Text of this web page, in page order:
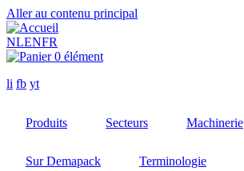
Aller au contenu principal
NLENFR
0 élément
li fb yt
Produits Secteurs Machinerie
Sur Demapack Terminologie